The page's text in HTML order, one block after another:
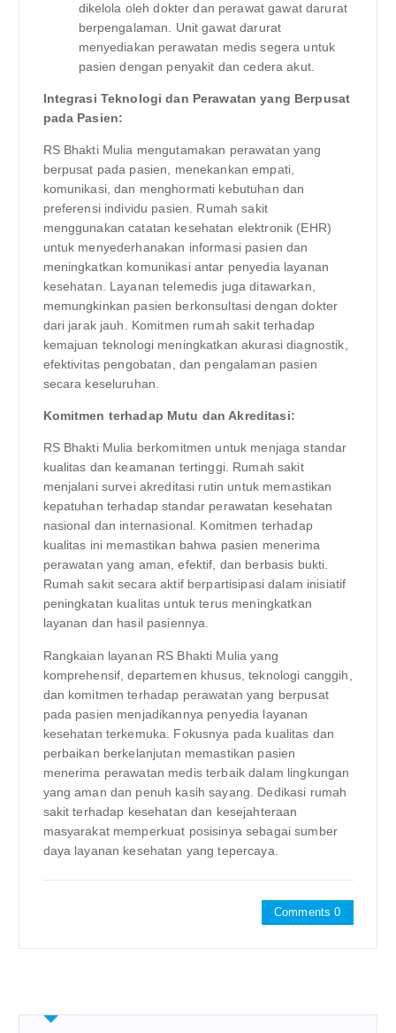
dikelola oleh dokter dan perawat gawat darurat
berpengalaman. Unit gawat darurat
menyediakan perawatan medis segera untuk
pasien dengan penyakit dan cedera akut.
Integrasi Teknologi dan Perawatan yang Berpusat
pada Pasien:
RS Bhakti Mulia mengutamakan perawatan yang
berpusat pada pasien, menekankan empati,
komunikasi, dan menghormati kebutuhan dan
preferensi individu pasien. Rumah sakit
menggunakan catatan kesehatan elektronik (EHR)
untuk menyederhanakan informasi pasien dan
meningkatkan komunikasi antar penyedia layanan
kesehatan. Layanan telemedis juga ditawarkan,
memungkinkan pasien berkonsultasi dengan dokter
dari jarak jauh. Komitmen rumah sakit terhadap
kemajuan teknologi meningkatkan akurasi diagnostik,
efektivitas pengobatan, dan pengalaman pasien
secara keseluruhan.
Komitmen terhadap Mutu dan Akreditasi:
RS Bhakti Mulia berkomitmen untuk menjaga standar
kualitas dan keamanan tertinggi. Rumah sakit
menjalani survei akreditasi rutin untuk memastikan
kepatuhan terhadap standar perawatan kesehatan
nasional dan internasional. Komitmen terhadap
kualitas ini memastikan bahwa pasien menerima
perawatan yang aman, efektif, dan berbasis bukti.
Rumah sakit secara aktif berpartisipasi dalam inisiatif
peningkatan kualitas untuk terus meningkatkan
layanan dan hasil pasiennya.
Rangkaian layanan RS Bhakti Mulia yang
komprehensif, departemen khusus, teknologi canggih,
dan komitmen terhadap perawatan yang berpusat
pada pasien menjadikannya penyedia layanan
kesehatan terkemuka. Fokusnya pada kualitas dan
perbaikan berkelanjutan memastikan pasien
menerima perawatan medis terbaik dalam lingkungan
yang aman dan penuh kasih sayang. Dedikasi rumah
sakit terhadap kesehatan dan kesejahteraan
masyarakat memperkuat posisinya sebagai sumber
daya layanan kesehatan yang tepercaya.
Comments 0